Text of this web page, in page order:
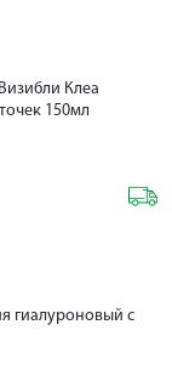
Клеа
150мл
гиалуроновый с